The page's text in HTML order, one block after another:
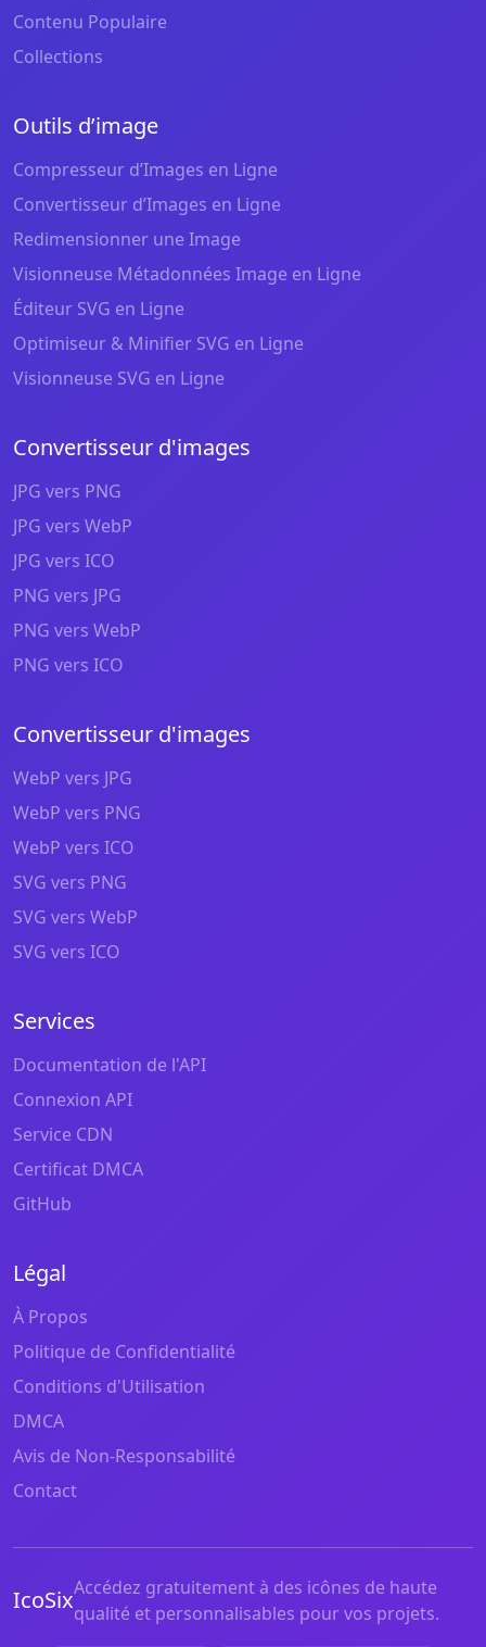
Contenu Populaire
Collections
Outils d’image
Compresseur d’Images en Ligne
Convertisseur d’Images en Ligne
Redimensionner une Image
Visionneuse Métadonnées Image en Ligne
Éditeur SVG en Ligne
Optimiseur & Minifier SVG en Ligne
Visionneuse SVG en Ligne
Convertisseur d'images
JPG vers PNG
JPG vers WebP
JPG vers ICO
PNG vers JPG
PNG vers WebP
PNG vers ICO
Convertisseur d'images
WebP vers JPG
WebP vers PNG
WebP vers ICO
SVG vers PNG
SVG vers WebP
SVG vers ICO
Services
Documentation de l'API
Connexion API
Service CDN
Certificat DMCA
GitHub
Légal
À Propos
Politique de Confidentialité
Conditions d'Utilisation
DMCA
Avis de Non-Responsabilité
Contact
IcoSixAccédez gratuitement à des icônes de haute
qualité et personnalisables pour vos projets.